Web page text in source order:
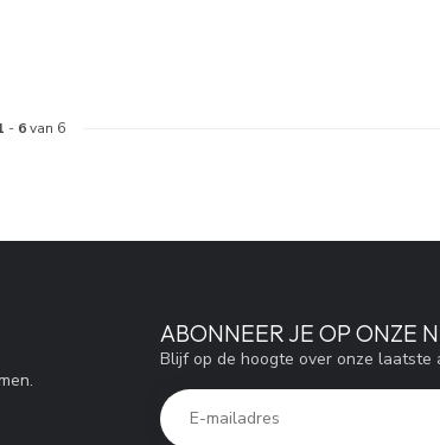
- 6van 6
ABONNEER JE OP ONZE
Blijf op de hoogte over onze laatste